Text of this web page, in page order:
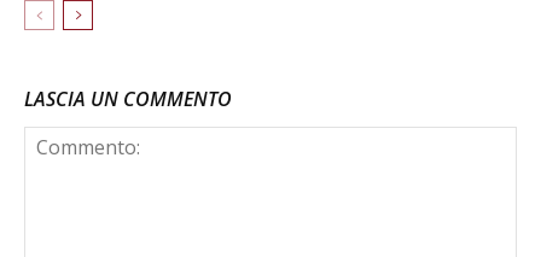
LASCIA UN COMMENTO